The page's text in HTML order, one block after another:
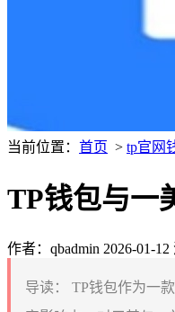
当前位置： 首页 > tp官网
TP钱包与一
作者：qbadmin 2026-01-12
导读：
TP钱包作为一